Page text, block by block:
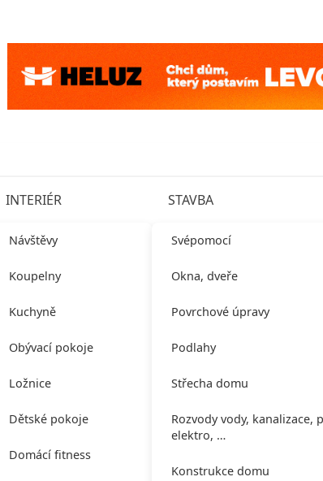
INTERIÉR
Návštěvy
Koupelny
Kuchyně
Obývací pokoje
Ložnice
Dětské pokoje
Domácí fitness
STAVBA
Svépomocí
Okna, dveře
Povrchové úpravy
Podlahy
Střecha domu
Rozvody vody, kanalizace,
elektro, …
Konstrukce domu